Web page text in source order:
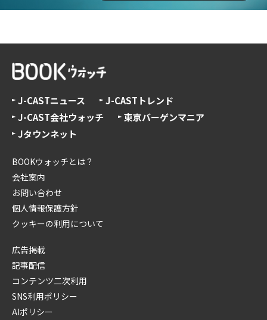
J-CASTニュース
J-CASTトレンド
J-CAST会社ウォッチ
東京バーゲンマニア
Jタウンネット
BOOKウォッチとは？
会社案内
お問い合わせ
個人情報保護方針
クッキーの利用について
広告掲載
記事配信
コンテンツ二次利用
SNS利用ポリシー
AIポリシー